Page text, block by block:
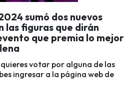
sumó dos nuevos
las figuras que dirán
que premia lo mejor
votar por alguna de las
ingresar a la página web de